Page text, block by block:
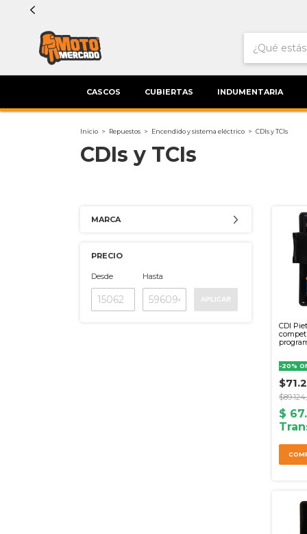
CASCOS CUBIERTAS INDUMENTARIA
Inicio > Repuestos > Encendido y sistema eléctrico > CDIs y TCIs
CDIs y TCIs
MARCA
PRECIO
Desde Hasta
APLICAR
CDI
-20%